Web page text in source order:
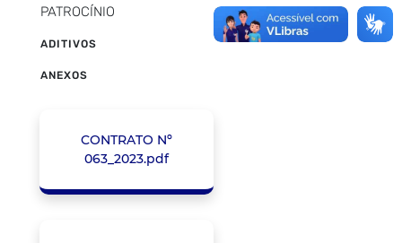
PATROCÍNIO
ADITIVOS
ANEXOS
CONTRATO Nº
063_2023.pdf